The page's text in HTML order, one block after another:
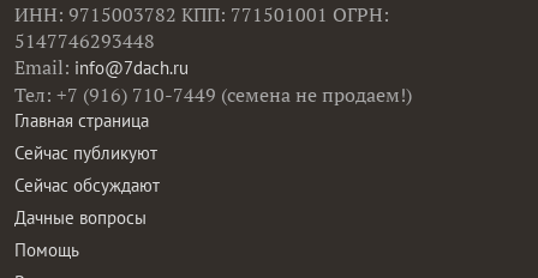
ИНН: 9715003782 КПП: 771501001 ОГРН:
5147746293448
Email: info@7dach.ru
Тел: +7 (916) 710-7449 (семена не продаем!)
Главная страница
Сейчас публикуют
Сейчас обсуждают
Дачные вопросы
Помощь